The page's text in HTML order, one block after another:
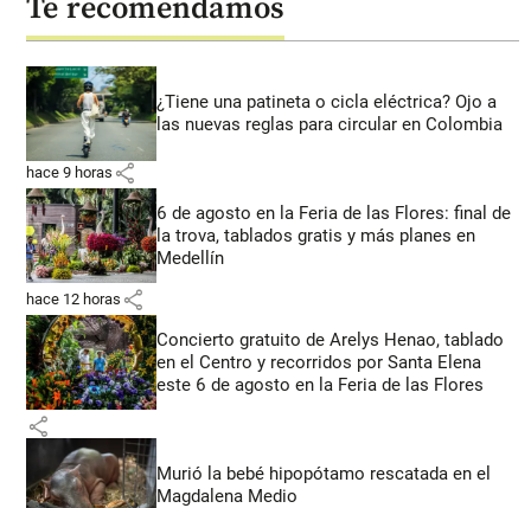
Te recomendamos
¿Tiene una patineta o cicla eléctrica? Ojo a
las nuevas reglas para circular en Colombia
hace 9 horas share
6 de agosto en la Feria de las Flores: final de
la trova, tablados gratis y más planes en
Medellín
hace 12 horas share
Concierto gratuito de Arelys Henao, tablado
en el Centro y recorridos por Santa Elena
este 6 de agosto en la Feria de las Flores
share
Murió la bebé hipopótamo rescatada en el
Magdalena Medio